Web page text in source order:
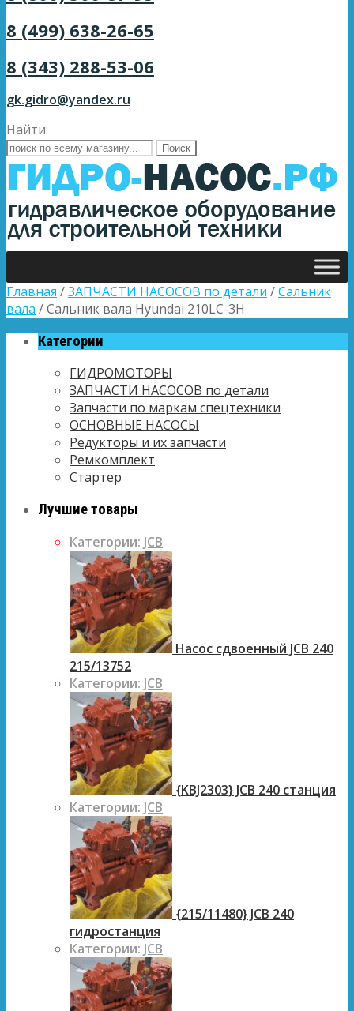
8 (499) 638-26-65
8 (343) 288-53-06
gk.gidro@yandex.ru
Найти:
Главная /ЗАПЧАСТИ НАСОСОВ по детали /Сальник
вала / Сальник вала Hyundai 210LC-3H
Категории
ГИДРОМОТОРЫ
ЗАПЧАСТИ НАСОСОВ по детали
Запчасти по маркам спецтехники
ОСНОВНЫЕ НАСОСЫ
Редукторы и их запчасти
Ремкомплект
Стартер
Лучшие товары
Категории: JCB
Насос сдвоенный JCB 240
215/13752
Категории: JCB
{KBJ2303} JCB 240 станция
Категории: JCB
{215/11480} JCB 240
гидростанция
Категории: JCB